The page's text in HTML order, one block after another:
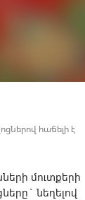
հաճելի է
մուտքերի
նեղելով